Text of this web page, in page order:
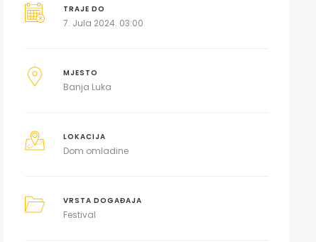
TRAJE DO
7. Jula 2024. 03:00
MJESTO
Banja Luka
LOKACIJA
Dom omladine
VRSTA DOGAĐAJA
Festival